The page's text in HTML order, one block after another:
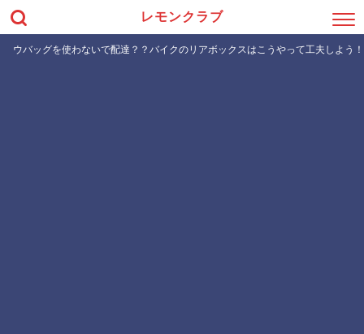
レモンクラブ
ウバッグを使わないで配達？？バイクのリアボックスはこうやって工夫しよう